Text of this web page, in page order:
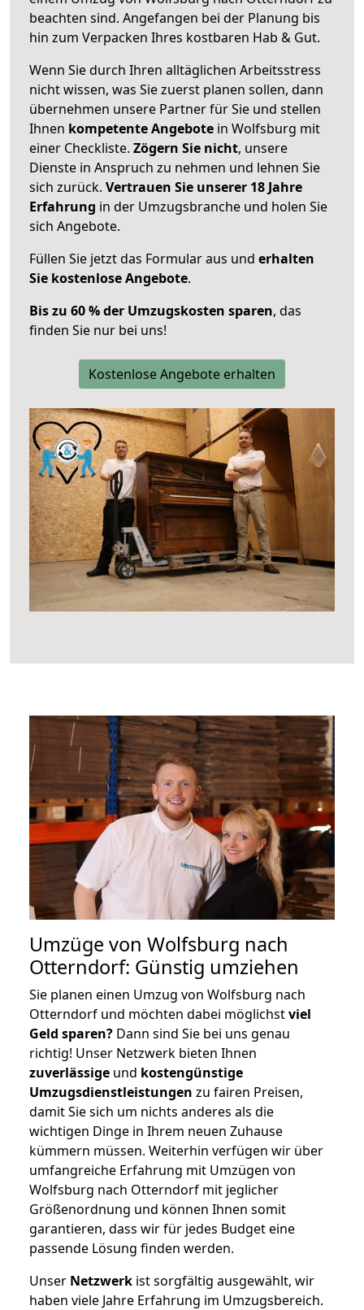
beachten sind. Angefangen bei der Planung bis
hin zum Verpacken Ihres kostbaren Hab & Gut.
Wenn Sie durch Ihren alltäglichen Arbeitsstress
nicht wissen, was Sie zuerst planen sollen, dann
übernehmen unsere Partner für Sie und stellen
Ihnen kompetente Angebote in Wolfsburg mit
einer Checkliste. Zögern Sie nicht, unsere
Dienste in Anspruch zu nehmen und lehnen Sie
sich zurück. Vertrauen Sie unserer 18 Jahre
Erfahrung in der Umzugsbranche und holen Sie
sich Angebote.
Füllen Sie jetzt das Formular aus und erhalten
Sie kostenlose Angebote.
Bis zu 60 % der Umzugskosten sparen, das
finden Sie nur bei uns!
Kostenlose Angebote erhalten
Umzüge von Wolfsburg nach
Otterndorf: Günstig umziehen
Sie planen einen Umzug von Wolfsburg nach
Otterndorf und möchten dabei möglichstviel
Geld sparen? Dann sind Sie bei uns genau
richtig! Unser Netzwerk bieten Ihnen
zuverlässige und kostengünstige
Umzugsdienstleistungen zu fairen Preisen,
damit Sie sich um nichts anderes als die
wichtigen Dinge in Ihrem neuen Zuhause
kümmern müssen. Weiterhin verfügen wir über
umfangreiche Erfahrung mit Umzügen von
Wolfsburg nach Otterndorf mit jeglicher
Größenordnung und können Ihnen somit
garantieren, dass wir für jedes Budget eine
passende Lösung finden werden.
Unser Netzwerk ist sorgfältig ausgewählt, wir
haben viele Jahre Erfahrung im Umzugsbereich.